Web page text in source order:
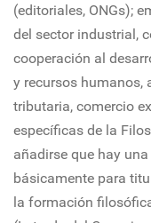
(editoriales, ONGs);
del sector industrial,
cooperación al
y recursos humanos,
tributaria, comercio
específicas de la
añadirse que hay
básicamente para
la formación